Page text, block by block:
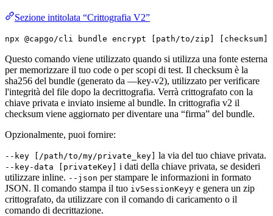
Sezione intitolata “Crittografia V2”
npx @capgo/cli bundle encrypt [path/to/zip] [checksum]
Questo comando viene utilizzato quando si utilizza una fonte esterna
per memorizzare il tuo code o per scopi di test. Il checksum è la
sha256 del bundle (generato da —key-v2), utilizzato per verificare
l'integrità del file dopo la decrittografia. Verrà crittografato con la
chiave privata e inviato insieme al bundle. In crittografia v2 il
checksum viene aggiornato per diventare una “firma” del bundle.
Opzionalmente, puoi fornire:
--key [/path/to/my/private_key] la via del tuo chiave privata.
--key-data [privateKey] i dati della chiave privata, se desideri
utilizzare inline. --json per stampare le informazioni in formato
JSON. Il comando stampa il tuo ivSessionKeyy e genera un zip
crittografato, da utilizzare con il comando di caricamento o il
comando di decrittazione.